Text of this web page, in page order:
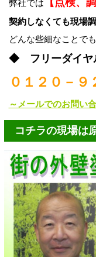
弊社では
契約しなくても現場
どんな些細なことで
◆ フリーダイ
０１２０－
～メールでのお問い
コチラの現場は